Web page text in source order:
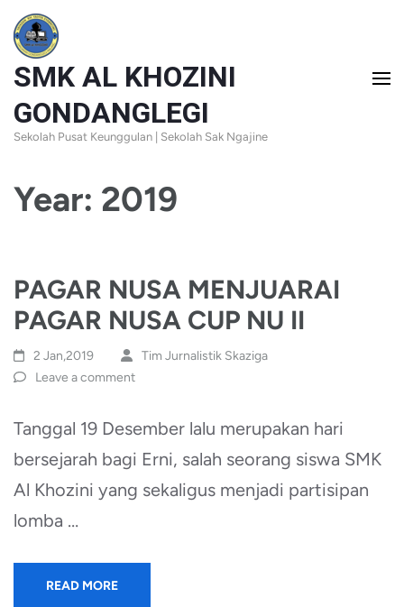
Skip
to
content
(Press
Enter)
SMK AL KHOZINI
GONDANGLEGI
Sekolah Pusat Keunggulan | Sekolah Sak Ngajine
Year: 2019
PAGAR NUSA MENJUARAI
PAGAR NUSA CUP NU II
2 Jan,2019
Tim Jurnalistik Skaziga
Leave a comment
Tanggal 19 Desember lalu merupakan hari
bersejarah bagi Erni, salah seorang siswa SMK
Al Khozini yang sekaligus menjadi partisipan
lomba …
READ MORE